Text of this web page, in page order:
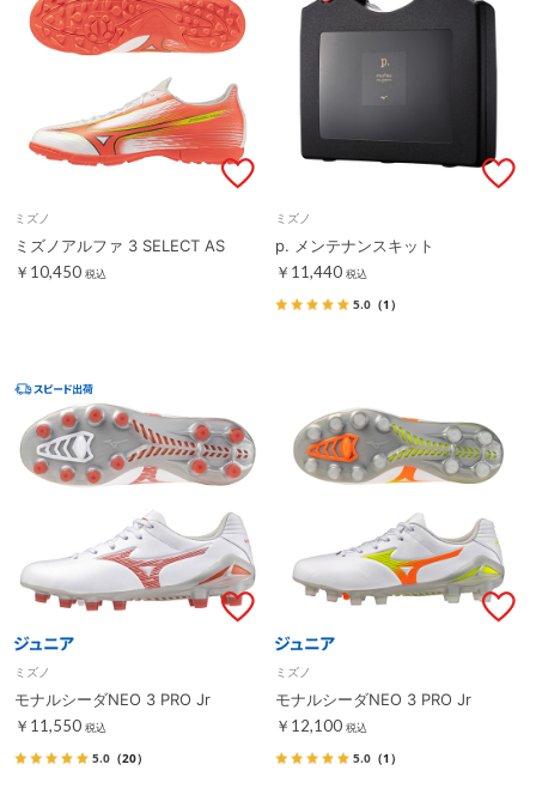
ミズノ
ミズノアルファ 3 SELECT AS
￥10,450 税込
ミズノ
p. メンテナンスキット
￥11,440 税込
5.0 （1）
ミズノ
モナルシーダNEO 3 PRO Jr
￥11,550 税込
5.0 （20）
ミズノ
モナルシーダNEO 3 PRO Jr
￥12,100 税込
5.0 （1）